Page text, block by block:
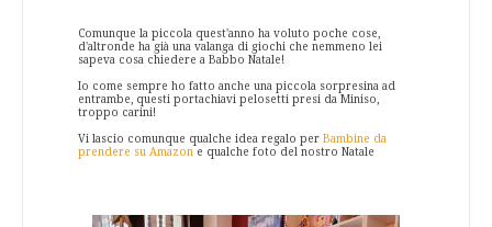
Comunque la piccola quest'anno ha voluto poche cose,
d'altronde ha già una valanga di giochi che nemmeno lei
sapeva cosa chiedere a Babbo Natale!
Io come sempre ho fatto anche una piccola sorpresina ad
entrambe, questi portachiavi pelosetti presi da Miniso,
troppo carini!
Vi lascio comunque qualche idea regalo per Bambine da
prendere su Amazon e qualche foto del nostro Natale